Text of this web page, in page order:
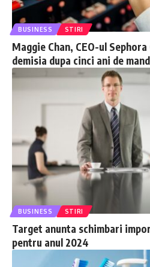
BUSINESS STIRI
Maggie Chan, CEO-ul
demisia dupa cinci ani de
BUSINESS STIRI
Target anunta schimbari
pentru anul 2024